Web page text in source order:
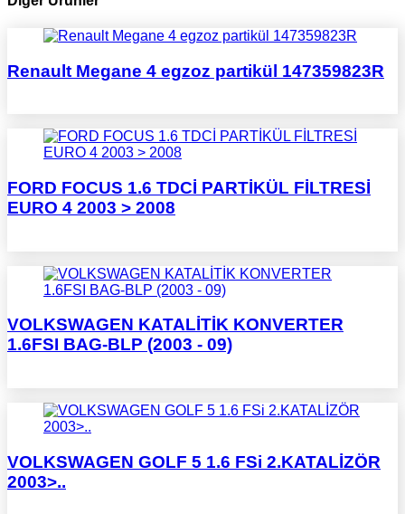
Renault Megane 4 egzoz partikül 147359823R
FORD FOCUS 1.6 TDCİ PARTİKÜL FİLTRESİ
EURO 4 2003 > 2008
VOLKSWAGEN KATALİTİK KONVERTER
1.6FSI BAG-BLP (2003 - 09)
VOLKSWAGEN GOLF 5 1.6 FSi 2.KATALİZÖR
2003>..